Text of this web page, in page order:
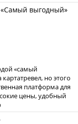
«самый
но этого
платформа для
цены, удобный